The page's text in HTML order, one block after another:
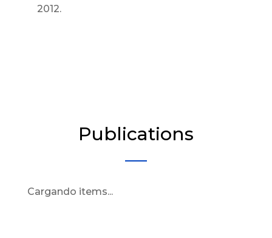
2012.
Publications
Cargando items...